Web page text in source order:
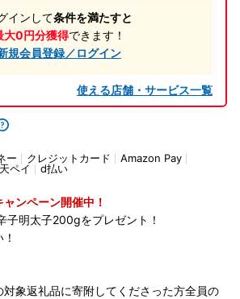
インして条件を満たすと
大0円分獲得できます！
規会員登録／ログイン
使える店舗・サービス一覧
ー クレジットカード
Amazon Pay
ペイ d払い
ンペーン開催中！
子明太子200gをプレゼント！
対象返礼品に寄附してくださった方全員の